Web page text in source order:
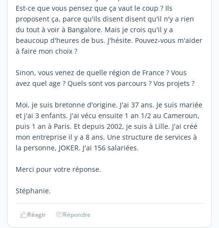
Est-ce que vous pensez que ça vaut le coup ? Ils
proposent ça, parce qu'ils disent disent qu'il n'y a rien
du tout à voir à Bangalore. Mais je crois qu'il y a
beaucoup d'heures de bus. J'hésite. Pouvez-vous m'aider
à faire mon choix ?
Sinon, vous venez de quelle région de France ? Vous
avez quel age ? Quels sont vos parcours ? Vos projets ?
Moi, je suis bretonne d'origine. J'ai 37 ans. Je suis mariée
et j'ai 3 enfants. J'ai vécu ensuite 1 an 1/2 au Cameroun,
puis 1 an à Paris. Et depuis 2002, je suis à Lille. J'ai créé
mon entreprise il y a 8 ans. Une structure de services à
la personne, JOKER. J'ai 156 salariées.
Merci pour votre réponse.
Stéphanie.
Réagir Répondre